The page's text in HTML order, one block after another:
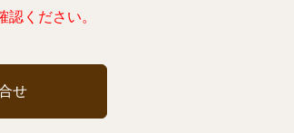
ください。
せ